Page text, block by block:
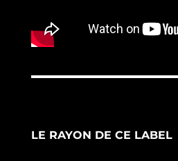
LE RAYON DE CE LABEL